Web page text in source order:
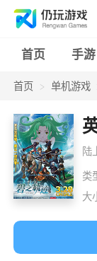
首页 手游
首页 单机游戏
陆
类
大